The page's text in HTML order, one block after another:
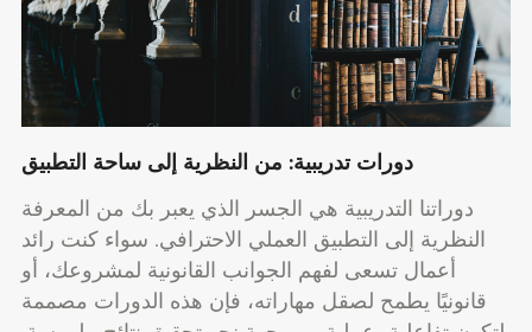
دورات تدريبية: من النظرية إلى ساحة التطبيق
دوراتنا التدريبية هي الجسر الذي يعبر بك من المعرفة
النظرية إلى التطبيق العملي الاحترافي. سواء كنت رائد
أعمال تسعى لفهم الجوانب القانونية لمشروعك، أو
قانونيًا يطمح لصقل مهاراته، فإن هذه الدورات مصممة